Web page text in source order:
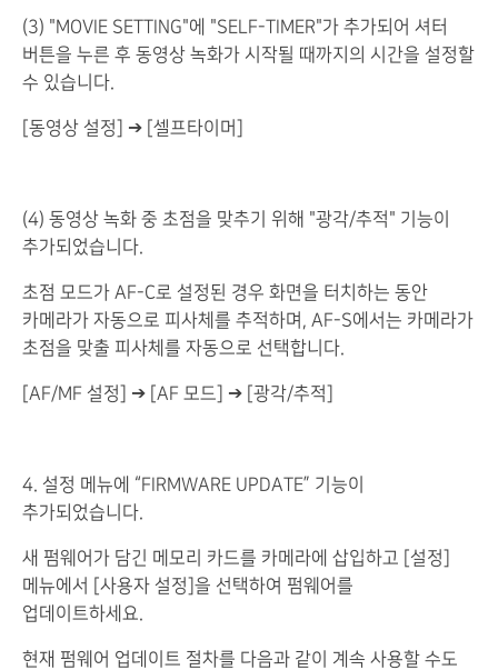
(3) "MOVIE SETTING"에 "SELF-TIMER"가 추가되어 셔터
버튼을 누른 후 동영상 녹화가 시작될 때까지의 시간을 설정할
수 있습니다.
[동영상 설정] ➔ [셀프타이머]
(4) 동영상 녹화 중 초점을 맞추기 위해 "광각/추적" 기능이
추가되었습니다.
초점 모드가 AF-C로 설정된 경우 화면을 터치하는 동안
카메라가 자동으로 피사체를 추적하며, AF-S에서는 카메라가
초점을 맞출 피사체를 자동으로 선택합니다.
[AF/MF 설정] ➔ [AF 모드] ➔ [광각/추적]
4. 설정 메뉴에 “FIRMWARE UPDATE” 기능이
추가되었습니다.
새 펌웨어가 담긴 메모리 카드를 카메라에 삽입하고 [설정]
메뉴에서 [사용자 설정]을 선택하여 펌웨어를
업데이트하세요.
현재 펌웨어 업데이트 절차를 다음과 같이 계속 사용할 수도